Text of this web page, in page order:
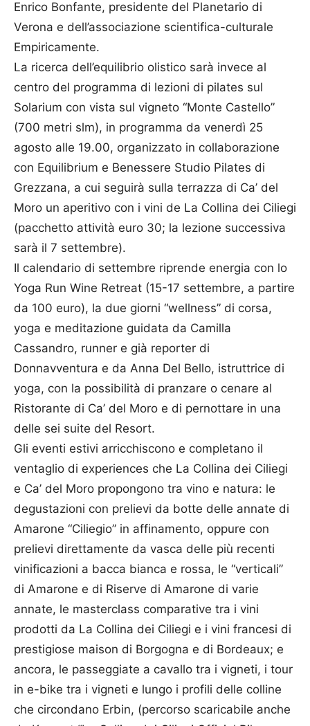
Enrico Bonfante, presidente del Planetario di
Verona e dell’associazione scientifica-culturale
Empiricamente.
La ricerca dell’equilibrio olistico sarà invece al
centro del programma di lezioni di pilates sul
Solarium con vista sul vigneto “Monte Castello”
(700 metri slm), in programma da venerdì 25
agosto alle 19.00, organizzato in collaborazione
con Equilibrium e Benessere Studio Pilates di
Grezzana, a cui seguirà sulla terrazza di Ca’ del
Moro un aperitivo con i vini de La Collina dei Ciliegi
(pacchetto attività euro 30; la lezione successiva
sarà il 7 settembre).
Il calendario di settembre riprende energia con lo
Yoga Run Wine Retreat (15-17 settembre, a partire
da 100 euro), la due giorni “wellness” di corsa,
yoga e meditazione guidata da Camilla
Cassandro, runner e già reporter di
Donnavventura e da Anna Del Bello, istruttrice di
yoga, con la possibilità di pranzare o cenare al
Ristorante di Ca’ del Moro e di pernottare in una
delle sei suite del Resort.
Gli eventi estivi arricchiscono e completano il
ventaglio di experiences che La Collina dei Ciliegi
e Ca’ del Moro propongono tra vino e natura: le
degustazioni con prelievi da botte delle annate di
Amarone “Ciliegio” in affinamento, oppure con
prelievi direttamente da vasca delle più recenti
vinificazioni a bacca bianca e rossa, le “verticali”
di Amarone e di Riserve di Amarone di varie
annate, le masterclass comparative tra i vini
prodotti da La Collina dei Ciliegi e i vini francesi di
prestigiose maison di Borgogna e di Bordeaux; e
ancora, le passeggiate a cavallo tra i vigneti, i tour
in e-bike tra i vigneti e lungo i profili delle colline
che circondano Erbin, (percorso scaricabile anche